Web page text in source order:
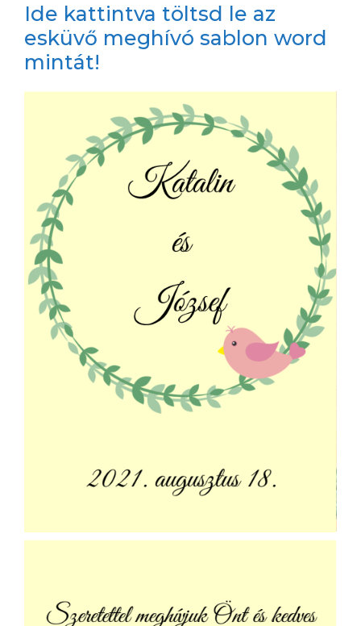
Ide kattintva töltsd le az
esküvő meghívó sablon word
mintát!